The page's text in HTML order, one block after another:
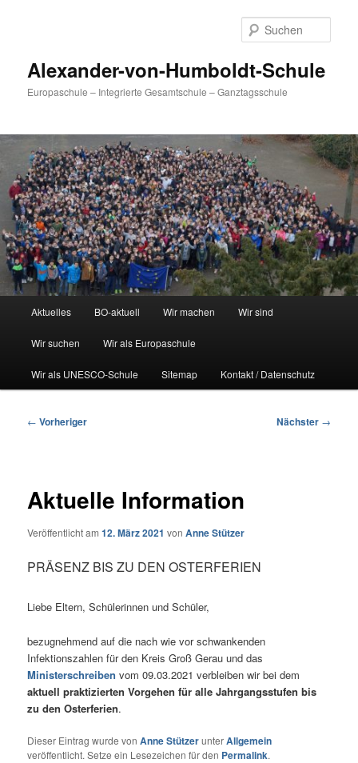
Alexander-von-Humboldt-Schule
Europaschule – Integrierte Gesamtschule – Ganztagsschule
Aktuelles BO-aktuell Wir machen Wir sind
Wir suchen Wir als Europaschule
Wir als UNESCO-Schule Sitemap Kontakt / Datenschutz
Beitragsnavigation
← Vorheriger Nächster →
Aktuelle Information
Veröffentlicht am12. März 2021 vonAnne Stützer
PRÄSENZ BIS ZU DEN OSTERFERIEN
Liebe Eltern, Schülerinnen und Schüler,
bezugnehmend auf die nach wie vor schwankenden
Infektionszahlen für den Kreis Groß Gerau und das
Ministerschreiben vom 09.03.2021 verbleiben wir bei dem
aktuell praktizierten Vorgehen für alle Jahrgangsstufen bis
zu den Osterferien.
Dieser Eintrag wurde vonAnne StützerunterAllgemein
veröffentlicht. Setze ein Lesezeichen für den Permalink.